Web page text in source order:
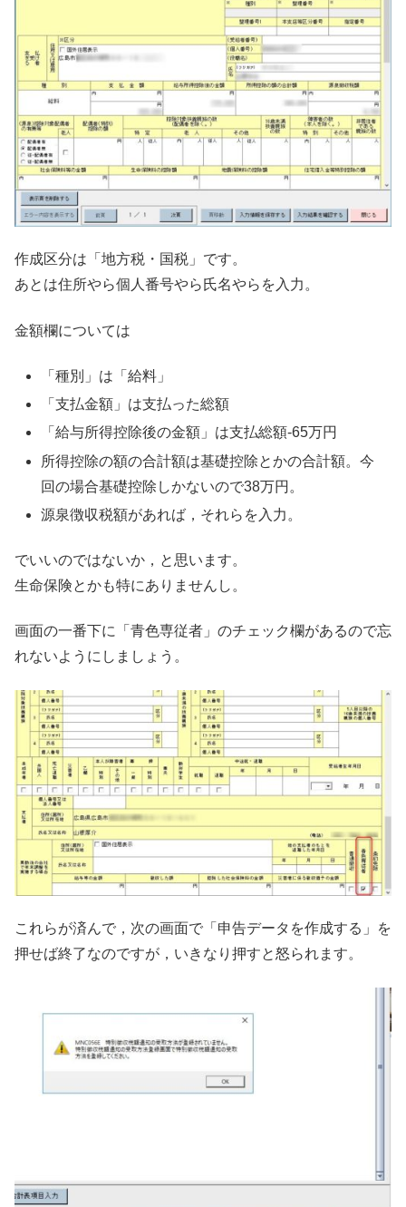
作成区分は「地方税・国税」です。
あとは住所やら個人番号やら氏名やらを入力。
金額欄については
「種別」は「給料」
「支払金額」は支払った総額
「給与所得控除後の金額」は支払総額-65万円
所得控除の額の合計額は基礎控除とかの合計額。今
回の場合基礎控除しかないので38万円。
源泉徴収税額があれば，それらを入力。
でいいのではないか，と思います。
生命保険とかも特にありませんし。
画面の一番下に「青色専従者」のチェック欄があるので忘
れないようにしましょう。
これらが済んで，次の画面で「申告データを作成する」を
押せば終了なのですが，いきなり押すと怒られます。